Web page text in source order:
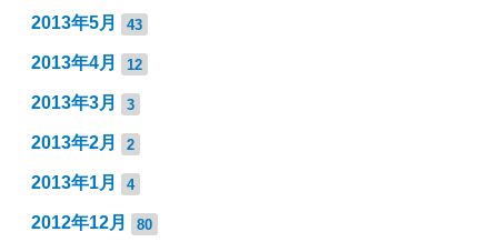
2013年5月 43
2013年4月 12
2013年3月 3
2013年2月 2
2013年1月 4
2012年12月 80